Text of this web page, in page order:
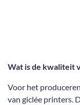
Wat is de kwaliteit
Voor het
van giclée printers.